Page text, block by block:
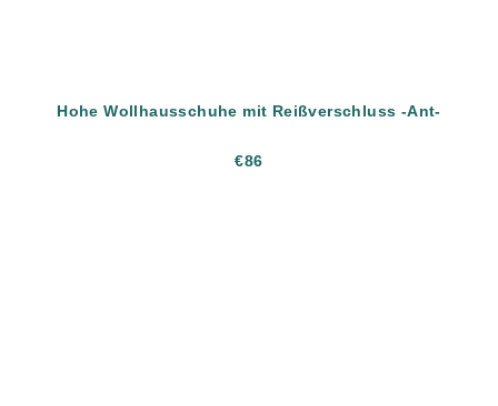
Hohe Wollhausschuhe mit Reißverschluss -Ant-
€86